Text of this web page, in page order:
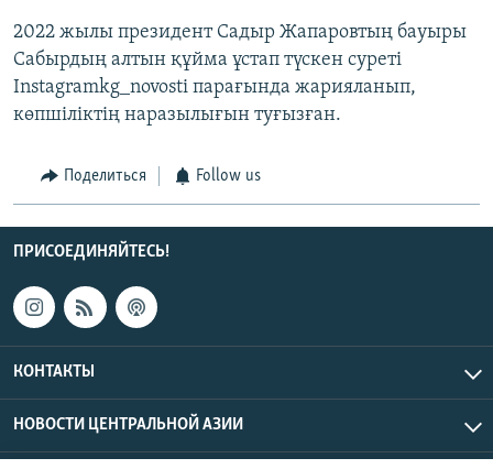
2022 жылы президент Садыр Жапаровтың бауыры
Сабырдың алтын құйма ұстап түскен суреті
Instagramkg_novosti парағында жарияланып,
көпшіліктің наразылығын туғызған.
Поделиться Follow us
ПРИСОЕДИНЯЙТЕСЬ!
КОНТАКТЫ
НОВОСТИ ЦЕНТРАЛЬНОЙ АЗИИ